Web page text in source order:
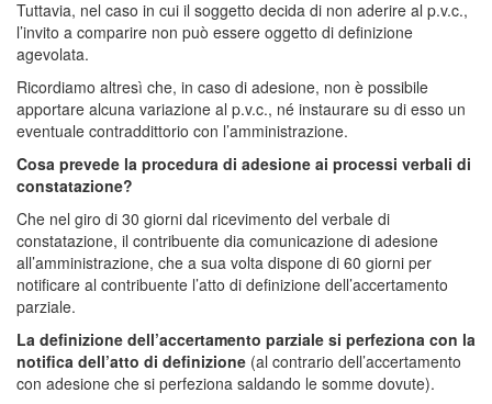
Tuttavia, nel caso in cui il soggetto decida di non aderire al p.v.c.,
l’invito a comparire non può essere oggetto di definizione
agevolata.
Ricordiamo altresì che, in caso di adesione, non è possibile
apportare alcuna variazione al p.v.c., né instaurare su di esso un
eventuale contraddittorio con l’amministrazione.
Cosa prevede la procedura di adesione ai processi verbali di
constatazione?
Che nel giro di 30 giorni dal ricevimento del verbale di
constatazione, il contribuente dia comunicazione di adesione
all’amministrazione, che a sua volta dispone di 60 giorni per
notificare al contribuente l’atto di definizione dell’accertamento
parziale.
La definizione dell’accertamento parziale si perfeziona con la
notifica dell’atto di definizione (al contrario dell’accertamento
con adesione che si perfeziona saldando le somme dovute).